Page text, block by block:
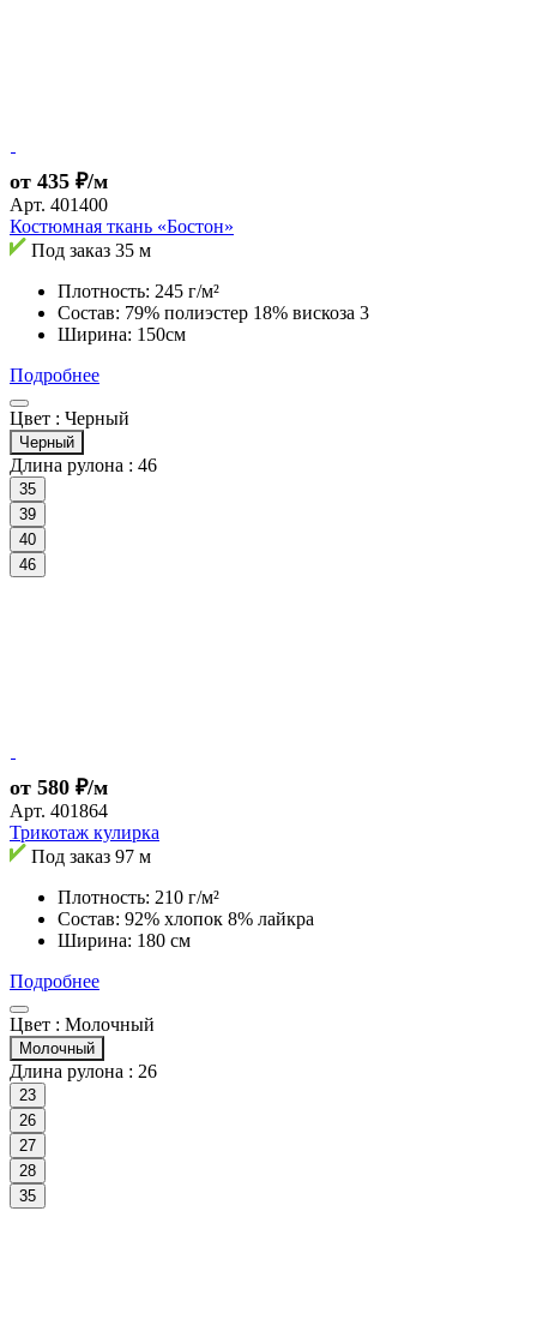
от 435 ₽/м
Арт. 401400
Костюмная ткань «Бостон»
Под заказ 35 м
Плотность: 245 г/м²
Состав: 79% полиэстер 18% вискоза 3
Ширина: 150см
Подробнее
Цвет : Черный
Черный
Длина рулона : 46
35
39
40
46
от 580 ₽/м
Арт. 401864
Трикотаж кулирка
Под заказ 97 м
Плотность: 210 г/м²
Состав: 92% хлопок 8% лайкра
Ширина: 180 см
Подробнее
Цвет : Молочный
Молочный
Длина рулона : 26
23
26
27
28
35